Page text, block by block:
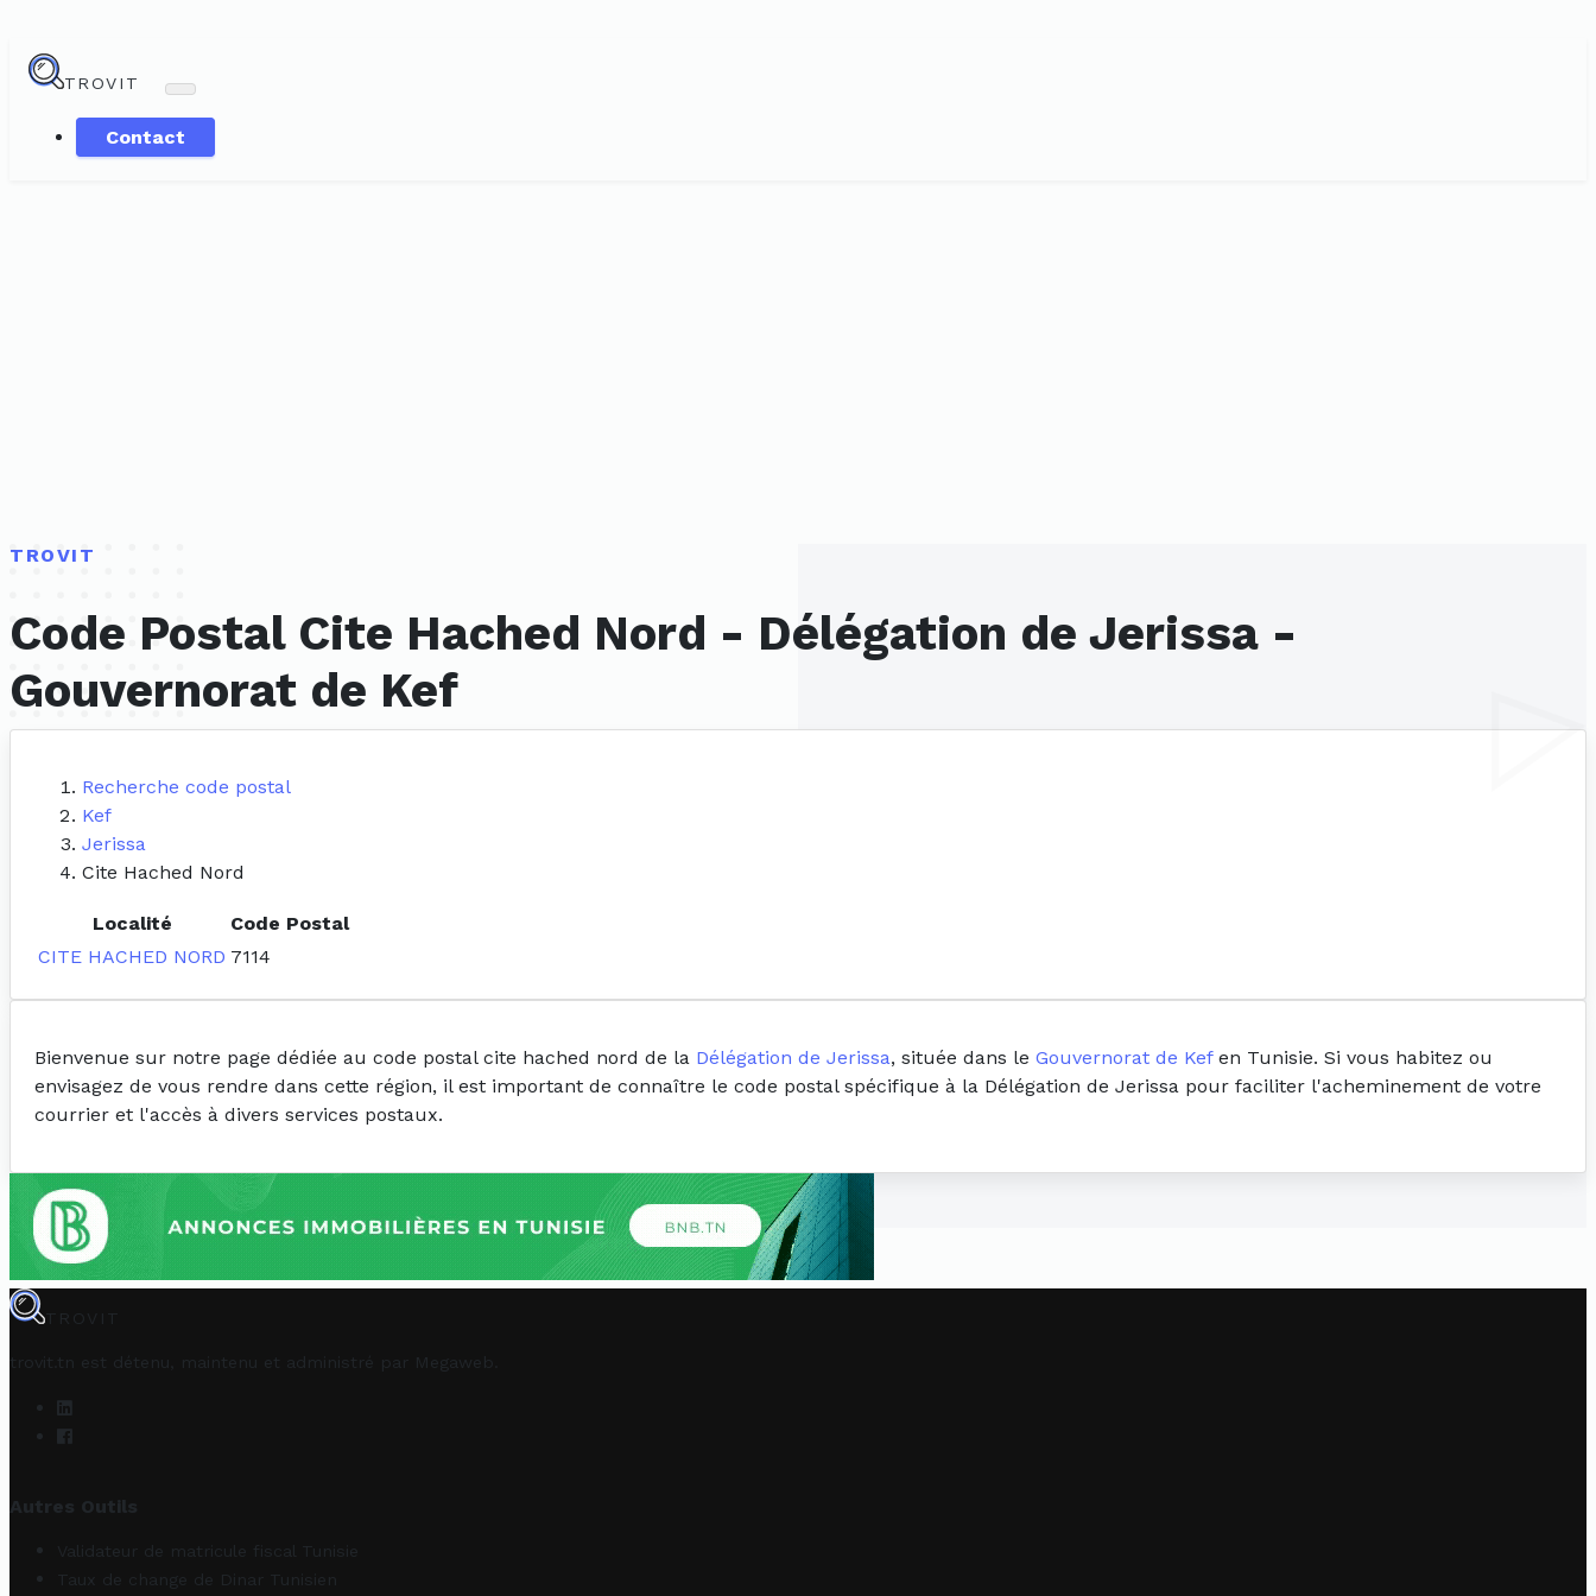
TROVIT
Contact
TROVIT
Code Postal Cite Hached Nord - Délégation de Jerissa -
Gouvernorat de Kef
Recherche code postal
Kef
Jerissa
Cite Hached Nord
Localité
Code Postal
CITE HACHED NORD 7114
Bienvenue sur notre page dédiée au code postal cite hached nord de la Délégation de Jerissa, située dans le Gouvernorat de Kefen Tunisie. Si vous habitez ou
envisagez de vous rendre dans cette région, il est important de connaître le code postal spécifique à la Délégation de Jerissa pour faciliter l'acheminement de votre
courrier et l'accès à divers services postaux.
TROVIT
trovit.tn est détenu, maintenu et administré par Megaweb
Autres Outils
Validateur de matricule fiscal Tunisie
Taux de change de Dinar Tunisien